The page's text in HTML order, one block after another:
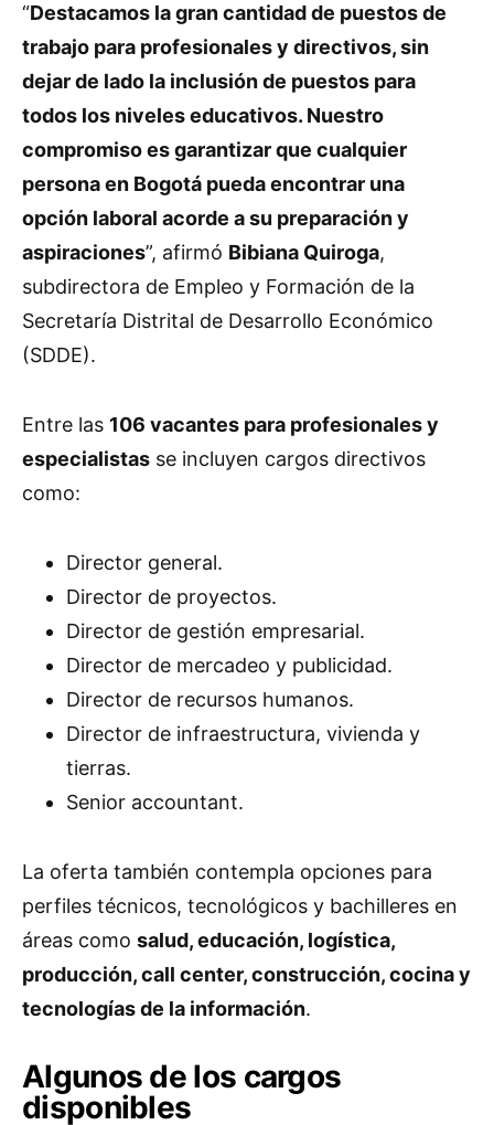
“Destacamos la gran cantidad de puestos de
trabajo para profesionales y directivos, sin
dejar de lado la inclusión de puestos para
todos los niveles educativos. Nuestro
compromiso es garantizar que cualquier
persona en Bogotá pueda encontrar una
opción laboral acorde a su preparación y
aspiraciones”, afirmó Bibiana Quiroga,
subdirectora de Empleo y Formación de la
Secretaría Distrital de Desarrollo Económico
(SDDE).
Entre las 106 vacantes para profesionales y
especialistas se incluyen cargos directivos
como:
Director general.
Director de proyectos.
Director de gestión empresarial.
Director de mercadeo y publicidad.
Director de recursos humanos.
Director de infraestructura, vivienda y
tierras.
Senior accountant.
La oferta también contempla opciones para
perfiles técnicos, tecnológicos y bachilleres en
áreas como salud, educación, logística,
producción, call center, construcción, cocina y
tecnologías de la información.
Algunos de los cargos
disponibles